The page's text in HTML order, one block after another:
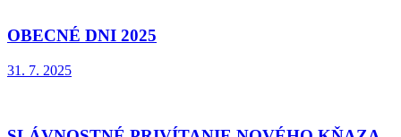
OBECNÉ DNI 2025
31. 7. 2025